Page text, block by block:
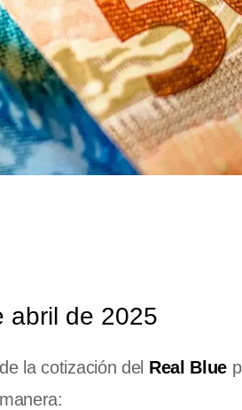
abril de 2025
la cotización del Real Blue